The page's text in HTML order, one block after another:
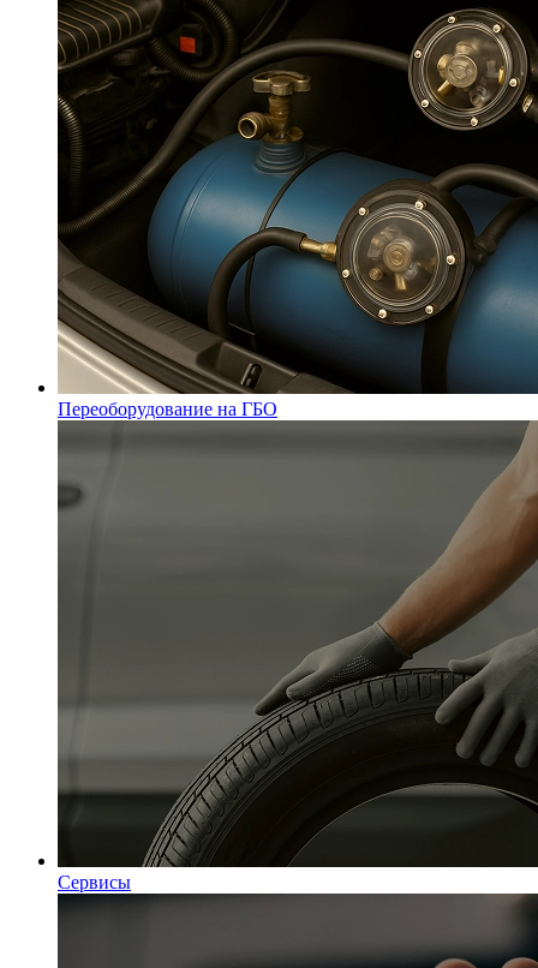
Переоборудование на ГБО
Сервисы